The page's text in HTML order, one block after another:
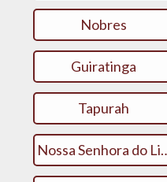
Nobres
Guiratinga
Tapurah
Nossa